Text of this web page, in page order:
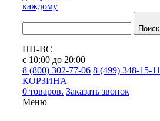
каждому
Поиск
ПН-ВС
с 10:00 до 20:00
8 (800) 302-77-06 8 (499) 348-15-11
КОРЗИНА
0 товаров. Заказать звонок
Меню